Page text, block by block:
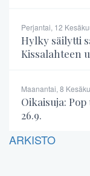
Perjantai, 12
Hylky säilytti
Kissalahteen
Maanantai, 8
Oikaisuja:
26.9.
ARKISTO